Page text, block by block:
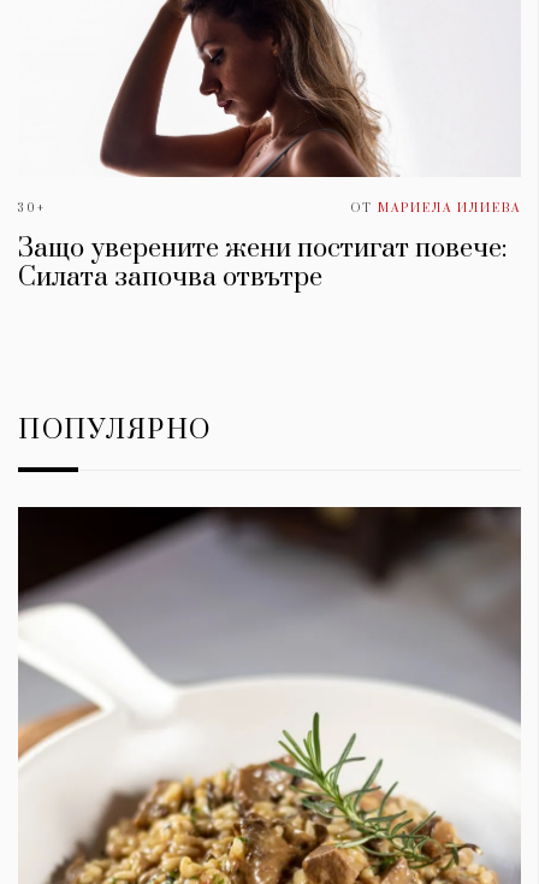
30+ ОТ МАРИЕЛА ИЛИЕВА
Защо уверените жени постигат повече:
Силата започва отвътре
ПОПУЛЯРНО